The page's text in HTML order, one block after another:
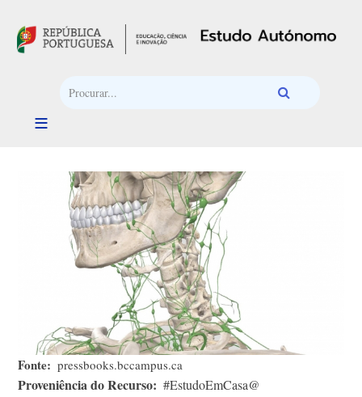
Fonte pressbooks.bccampus.ca
Proveniência do Recurso #EstudoEmCasa@